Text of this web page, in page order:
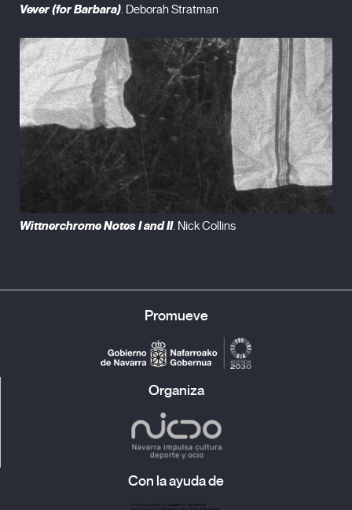
Vever (for Barbara) . Deborah Stratman
Wittnerchrome Notes I and II. Nick Collins
Promueve
Organiza
Con la ayuda de